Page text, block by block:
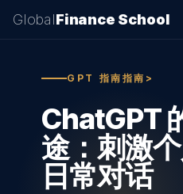
GlobalFinance School
GPT 指南指南>
ChatGPT
途：刺激
日常对话